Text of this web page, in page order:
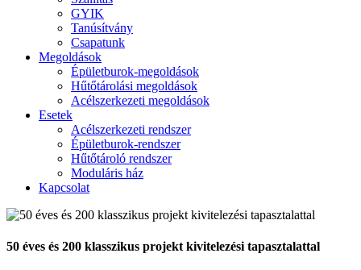
GYIK
Tanúsítvány
Csapatunk
Megoldások
Épületburok-megoldások
Hűtőtárolási megoldások
Acélszerkezeti megoldások
Esetek
Acélszerkezeti rendszer
Épületburok-rendszer
Hűtőtároló rendszer
Moduláris ház
Kapcsolat
50 éves és 200 klasszikus projekt kivitelezési tapasztalattal